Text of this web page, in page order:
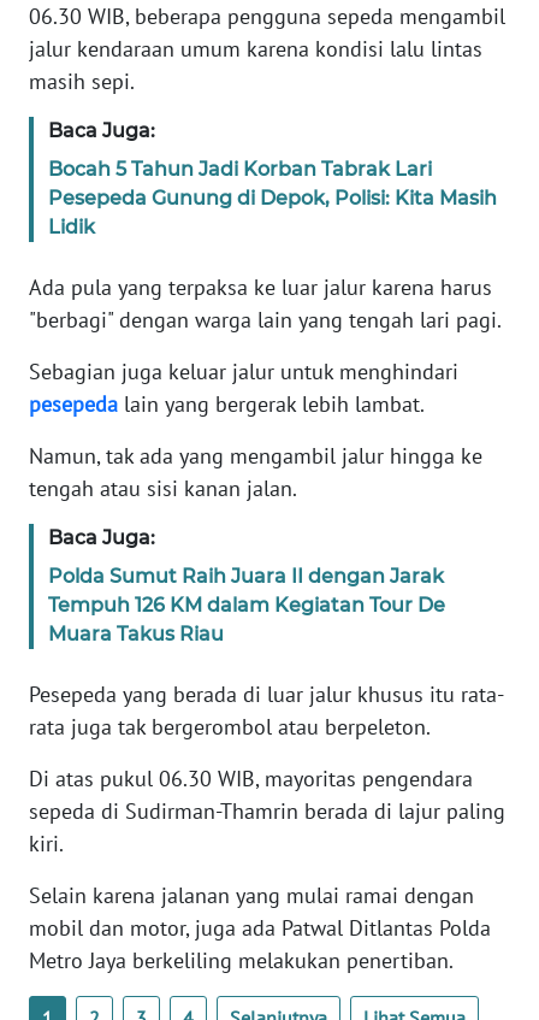
06.30 WIB, beberapa pengguna sepeda mengambil
jalur kendaraan umum karena kondisi lalu lintas
masih sepi.
Baca Juga:
Bocah 5 Tahun Jadi Korban Tabrak Lari
Pesepeda Gunung di Depok, Polisi: Kita Masih
Lidik
Ada pula yang terpaksa ke luar jalur karena harus
"berbagi" dengan warga lain yang tengah lari pagi.
Sebagian juga keluar jalur untuk menghindari
pesepeda lain yang bergerak lebih lambat.
Namun, tak ada yang mengambil jalur hingga ke
tengah atau sisi kanan jalan.
Baca Juga:
Polda Sumut Raih Juara II dengan Jarak
Tempuh 126 KM dalam Kegiatan Tour De
Muara Takus Riau
Pesepeda yang berada di luar jalur khusus itu rata-
rata juga tak bergerombol atau berpeleton.
Di atas pukul 06.30 WIB, mayoritas pengendara
sepeda di Sudirman-Thamrin berada di lajur paling
kiri.
Selain karena jalanan yang mulai ramai dengan
mobil dan motor, juga ada Patwal Ditlantas Polda
Metro Jaya berkeliling melakukan penertiban.
BERITA
KONTAK
KAMI
INFO
IKLAN
KAMI
PEDOMAN
MEDIA
SIBER
KARIR
DISCLAIMER
News
Regional
WN
JAKARTA
WN
JABAR